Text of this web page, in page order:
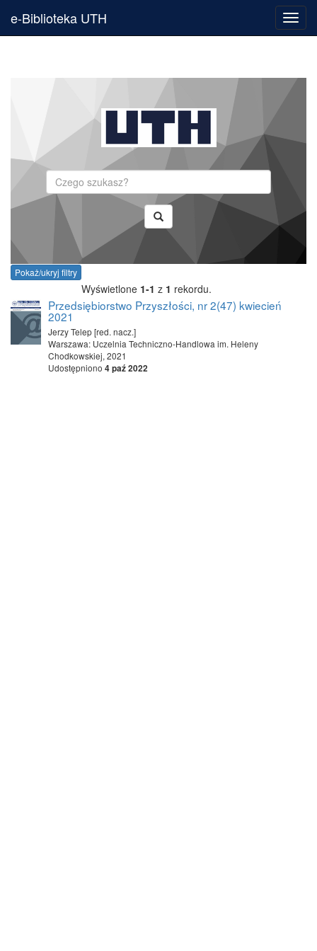
e-Biblioteka UTH
Pokaż/ukryj filtry
Wyświetlone 1-1 z 1 rekordu.
Przedsiębiorstwo Przyszłości, nr 2(47) kwiecień
2021
Jerzy Telep [red. nacz.]
Warszawa: Uczelnia Techniczno-Handlowa im. Heleny
Chodkowskiej, 2021
Udostępniono 4 paź 2022